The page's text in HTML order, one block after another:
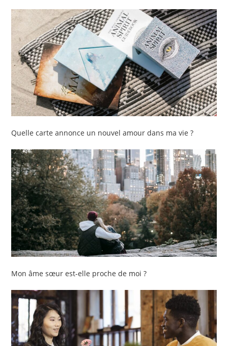
Quelle carte annonce un nouvel amour dans ma vie ?
Mon âme sœur est-elle proche de moi ?